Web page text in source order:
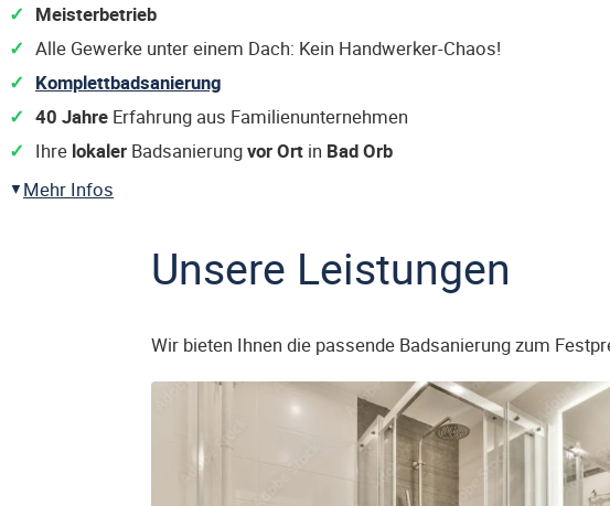
Meisterbetrieb
Alle Gewerke unter einem Dach: Kein Handwerker-Chaos!
Komplettbadsanierung
40 Jahre Erfahrung aus Familienunternehmen
Ihre lokaler Badsanierungvor Ort in Bad Orb
Mehr Infos
Unsere Leistungen
Wir bieten Ihnen die passende Badsanierung zum